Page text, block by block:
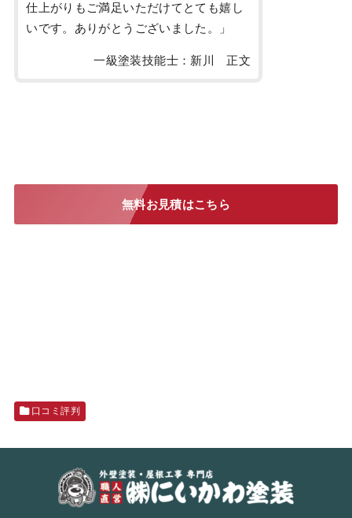
仕上がりもご満足いただけてとても嬉し
いです。ありがとうございました。」
一級塗装技能士：新川 正文
無料お見積はこちら
口コミ評判